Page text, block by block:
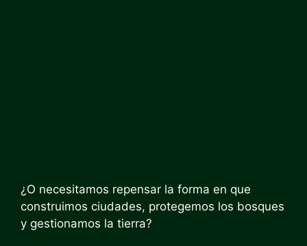
¿O necesitamos repensar la forma en que
construimos ciudades, protegemos los bosques
y gestionamos la tierra?